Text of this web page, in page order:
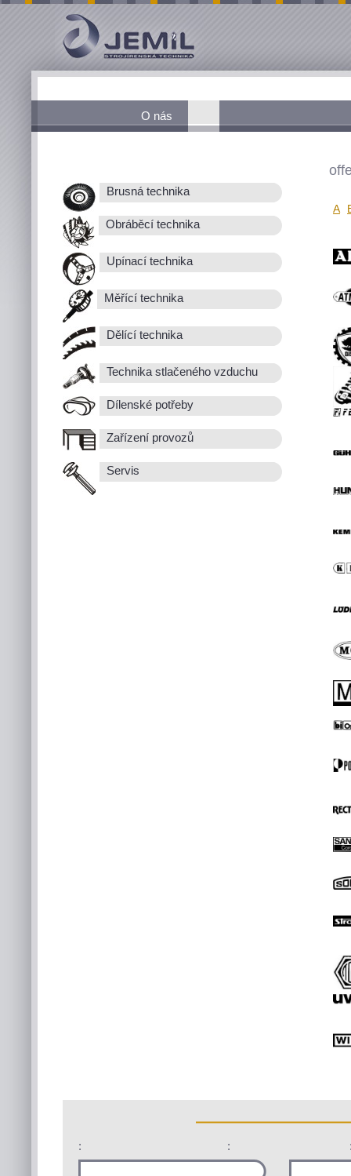
O nás
Brusná technika
Obráběcí technika
Upínací technika
Měřící technika
Dělící technika
Technika stlačeného vzduchu
Dílenské potřeby
Zařízení provozů
Servis
A
: :